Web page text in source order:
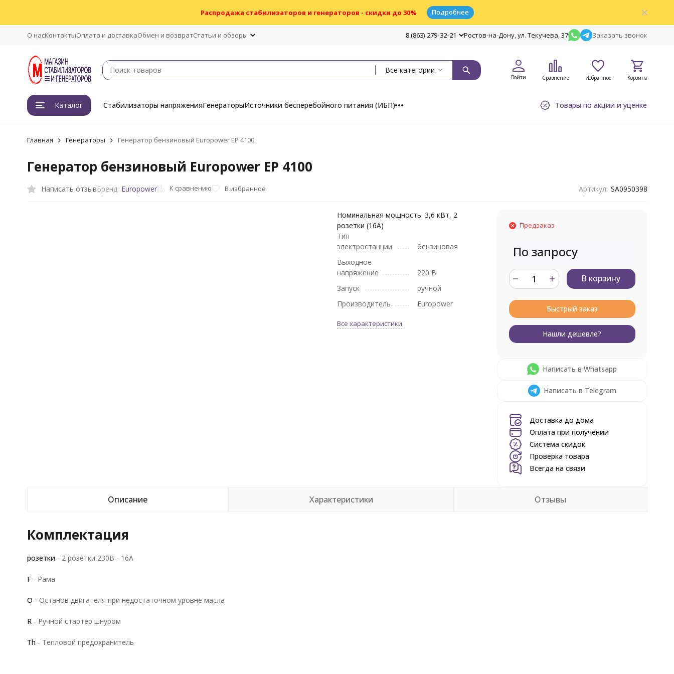
Распродажа стабилизаторов и генераторов - скидки до 30% Подробнее
О насКонтактыОплата и доставкаОбмен и возвратСтатьи и обзоры 8 (863) 279-32-21 Ростов-на-Дону, ул. Текучева, 37 Заказать звонок
Все категории
Войти Сравнение Избранное Корзина
Каталог Стабилизаторы напряженияГенераторыИсточники бесперебойного питания (ИБП) Товары по акции и уценке
Главная Генераторы Генератор бензиновый Europower EP 4100
Генератор бензиновый Europower EP 4100
Написать отзывБренд: Europower К сравнению В избранное Артикул: SA0950398
Номинальная мощность: 3,6 кВт, 2
розетки (16А)
Тип
электростанции
бензиновая
Выходное
напряжение
220 В
Запуск
ручной
Производитель
Europower
Все характеристики
Предзаказ
По запросу
В корзину
Быстрый заказ
Нашли дешевле?
Написать в Whatsapp
Написать в Telegram
Доставка до дома
Оплата при получении
Система скидок
Проверка товара
Всегда на связи
Описание Характеристики Отзывы
Комплектация
розетки - 2 розетки 230В - 16A
F - Рама
O - Останов двигателя при недостаточном уровне масла
R - Ручной стартер шнуром
Th - Тепловой предохранитель